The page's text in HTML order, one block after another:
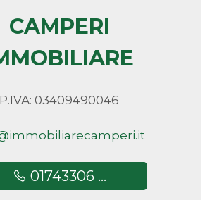
CAMPERI
P.IVA: 03409490046
01743306 ...